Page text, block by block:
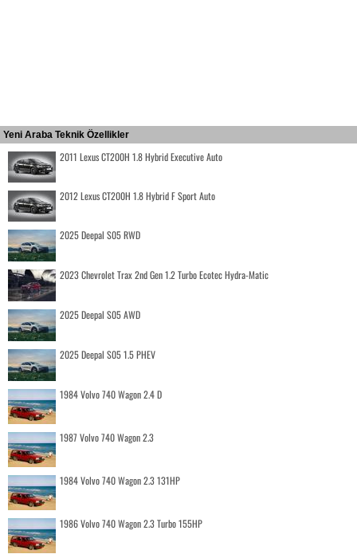
Yeni Araba Teknik Özellikler
2011 Lexus CT200H 1.8 Hybrid Executive Auto
2012 Lexus CT200H 1.8 Hybrid F Sport Auto
2025 Deepal S05 RWD
2023 Chevrolet Trax 2nd Gen 1.2 Turbo Ecotec Hydra-Matic
2025 Deepal S05 AWD
2025 Deepal S05 1.5 PHEV
1984 Volvo 740 Wagon 2.4 D
1987 Volvo 740 Wagon 2.3
1984 Volvo 740 Wagon 2.3 131HP
1986 Volvo 740 Wagon 2.3 Turbo 155HP